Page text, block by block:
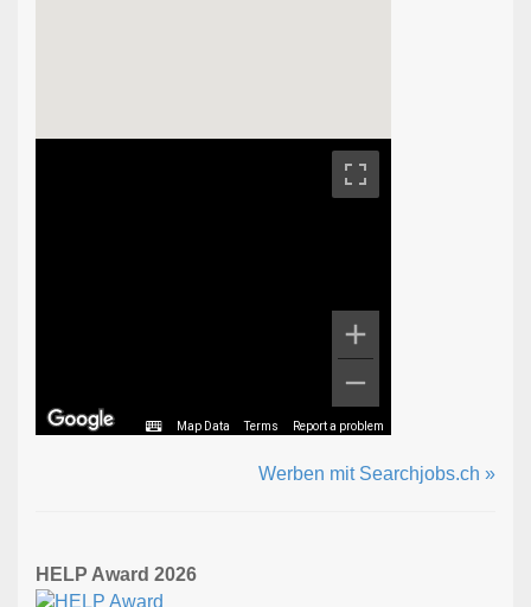
Map Data Terms Report a problem
Werben mit Searchjobs.ch »
HELP Award 2026